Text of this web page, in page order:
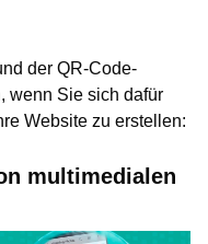
der QR-Code-
wenn Sie sich dafür
Website zu erstellen:
multimedialen